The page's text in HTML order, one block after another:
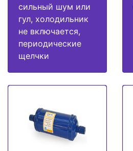
сильный шум или
гул, холодильник
не включается,
периодические
щелчки